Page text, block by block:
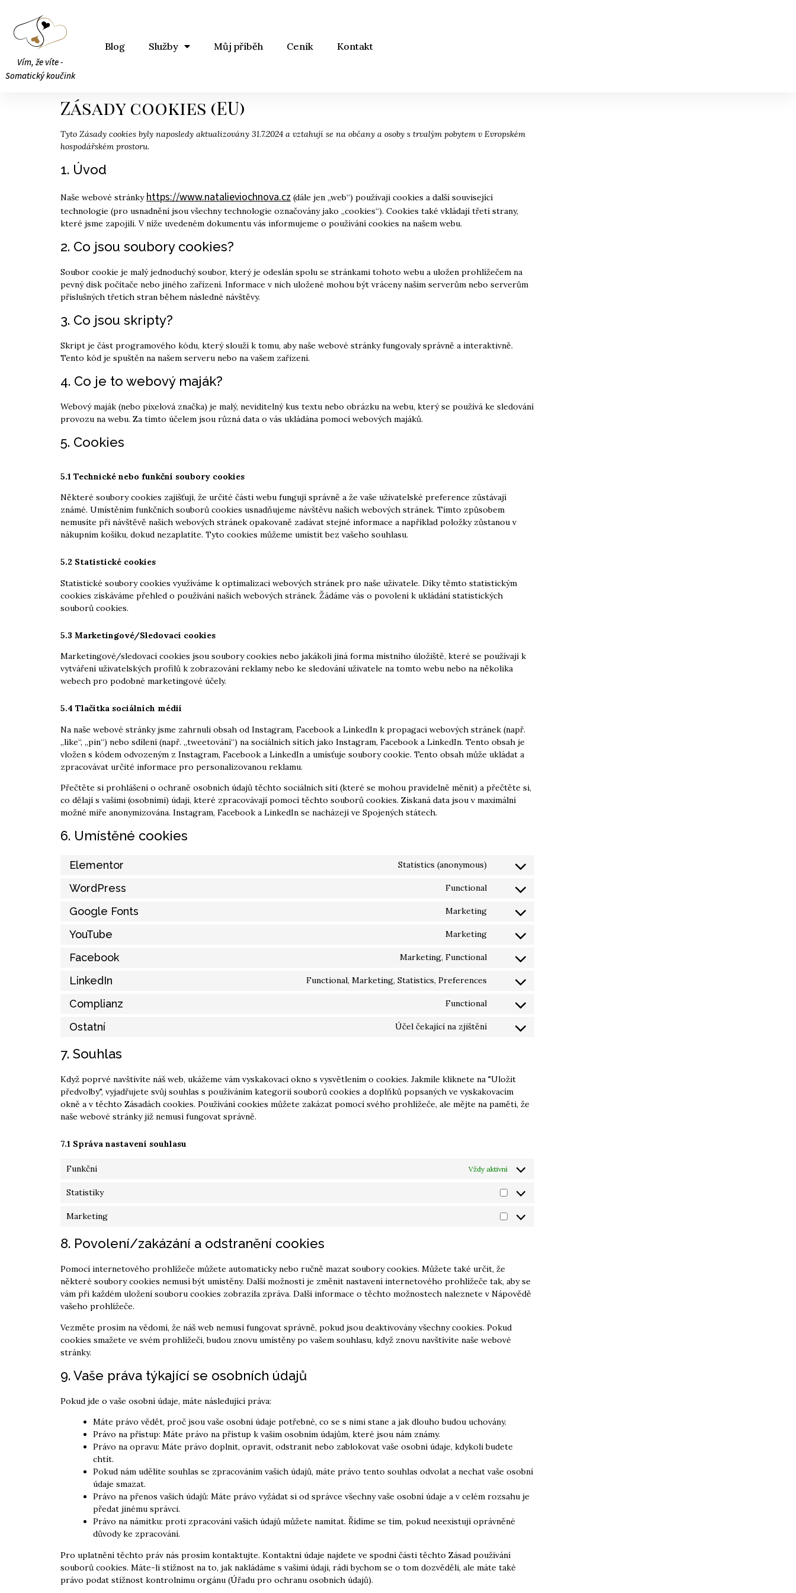
Vím, že víte -
Somatický koučink
Blog Služby Můj příběh Ceník Kontakt
Zásady cookies (EU)
Tyto Zásady cookies byly naposledy aktualizovány 31.7.2024 a vztahují se na občany a osoby s trvalým pobytem v Evropském
hospodářském prostoru.
1. Úvod
Naše webové stránkyhttps://www.natalieviochnova.cz (dále jen „web“) používají cookies a další související
technologie (pro usnadnění jsou všechny technologie označovány jako „cookies“). Cookies také vkládají třetí strany,
které jsme zapojili. V níže uvedeném dokumentu vás informujeme o používání cookies na našem webu.
2. Co jsou soubory cookies?
Soubor cookie je malý jednoduchý soubor, který je odeslán spolu se stránkami tohoto webu a uložen prohlížečem na
pevný disk počítače nebo jiného zařízení. Informace v nich uložené mohou být vráceny našim serverům nebo serverům
příslušných třetích stran během následné návštěvy.
3. Co jsou skripty?
Skript je část programového kódu, který slouží k tomu, aby naše webové stránky fungovaly správně a interaktivně.
Tento kód je spuštěn na našem serveru nebo na vašem zařízení.
4. Co je to webový maják?
Webový maják (nebo pixelová značka) je malý, neviditelný kus textu nebo obrázku na webu, který se používá ke sledování
provozu na webu. Za tímto účelem jsou různá data o vás ukládána pomocí webových majáků.
5. Cookies
5.1 Technické nebo funkční soubory cookies
Některé soubory cookies zajišťují, že určité části webu fungují správně a že vaše uživatelské preference zůstávají
známé. Umístěním funkčních souborů cookies usnadňujeme návštěvu našich webových stránek. Tímto způsobem
nemusíte při návštěvě našich webových stránek opakovaně zadávat stejné informace a například položky zůstanou v
nákupním košíku, dokud nezaplatíte. Tyto cookies můžeme umístit bez vašeho souhlasu.
5.2 Statistické cookies
Statistické soubory cookies využíváme k optimalizaci webových stránek pro naše uživatele. Díky těmto statistickým
cookies získáváme přehled o používání našich webových stránek. Žádáme vás o povolení k ukládání statistických
souborů cookies.
5.3 Marketingové/Sledovací cookies
Marketingové/sledovací cookies jsou soubory cookies nebo jakákoli jiná forma místního úložiště, které se používají k
vytváření uživatelských profilů k zobrazování reklamy nebo ke sledování uživatele na tomto webu nebo na několika
webech pro podobné marketingové účely.
5.4 Tlačítka sociálních médií
Na naše webové stránky jsme zahrnuli obsah od Instagram, Facebook a LinkedIn k propagaci webových stránek (např.
„like“, „pin“) nebo sdílení (např. „tweetování“) na sociálních sítích jako Instagram, Facebook a LinkedIn. Tento obsah je
vložen s kódem odvozeným z Instagram, Facebook a LinkedIn a umísťuje soubory cookie. Tento obsah může ukládat a
zpracovávat určité informace pro personalizovanou reklamu.
Přečtěte si prohlášení o ochraně osobních údajů těchto sociálních sítí (které se mohou pravidelně měnit) a přečtěte si,
co dělají s vašimi (osobními) údaji, které zpracovávají pomocí těchto souborů cookies. Získaná data jsou v maximální
možné míře anonymizována. Instagram, Facebook a LinkedIn se nacházejí ve Spojených státech.
6. Umístěné cookies
Elementor Statistics (anonymous)
WordPress Functional
Google Fonts Marketing
YouTube Marketing
Facebook Marketing, Functional
LinkedIn Functional, Marketing, Statistics, Preferences
Complianz Functional
Ostatní Účel čekající na zjištění
7. Souhlas
Když poprvé navštívíte náš web, ukážeme vám vyskakovací okno s vysvětlením o cookies. Jakmile kliknete na "Uložit
předvolby", vyjadřujete svůj souhlas s používáním kategorií souborů cookies a doplňků popsaných ve vyskakovacím
okně a v těchto Zásadách cookies. Používání cookies můžete zakázat pomocí svého prohlížeče, ale mějte na paměti, že
naše webové stránky již nemusí fungovat správně.
7.1 Správa nastavení souhlasu
Funkční Vždy aktivní
Statistiky
Marketing
8. Povolení/zakázání a odstranění cookies
Pomocí internetového prohlížeče můžete automaticky nebo ručně mazat soubory cookies. Můžete také určit, že
některé soubory cookies nemusí být umístěny. Další možností je změnit nastavení internetového prohlížeče tak, aby se
vám při každém uložení souboru cookies zobrazila zpráva. Další informace o těchto možnostech naleznete v Nápovědě
vašeho prohlížeče.
Vezměte prosím na vědomí, že náš web nemusí fungovat správně, pokud jsou deaktivovány všechny cookies. Pokud
cookies smažete ve svém prohlížeči, budou znovu umístěny po vašem souhlasu, když znovu navštívíte naše webové
stránky.
9. Vaše práva týkající se osobních údajů
Pokud jde o vaše osobní údaje, máte následující práva:
Máte právo vědět, proč jsou vaše osobní údaje potřebné, co se s nimi stane a jak dlouho budou uchovány.
Právo na přístup: Máte právo na přístup k vašim osobním údajům, které jsou nám známy.
Právo na opravu: Máte právo doplnit, opravit, odstranit nebo zablokovat vaše osobní údaje, kdykoli budete
chtít.
Pokud nám udělíte souhlas se zpracováním vašich údajů, máte právo tento souhlas odvolat a nechat vaše osobní
údaje smazat.
Právo na přenos vašich údajů: Máte právo vyžádat si od správce všechny vaše osobní údaje a v celém rozsahu je
předat jinému správci.
Právo na námitku: proti zpracování vašich údajů můžete namítat. Řídíme se tím, pokud neexistují oprávněné
důvody ke zpracování.
Pro uplatnění těchto práv nás prosím kontaktujte. Kontaktní údaje najdete ve spodní části těchto Zásad používání
souborů cookies. Máte-li stížnost na to, jak nakládáme s vašimi údaji, rádi bychom se o tom dozvěděli, ale máte také
právo podat stížnost kontrolnímu orgánu (Úřadu pro ochranu osobních údajů).